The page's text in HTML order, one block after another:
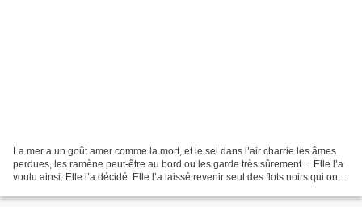
La mer a un goût amer comme la mort, et le sel dans l’air charrie les âmes
perdues, les ramène peut-être au bord ou les garde très sûrement… Elle l’a
voulu ainsi. Elle l’a décidé. Elle l’a laissé revenir seul des flots noirs qui ont